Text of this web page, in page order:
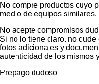
No compre productos cuyo
medio de equipos similares.
No acepte compromisos
Si no lo tiene claro, no
fotos adicionales y
autenticidad de los mismos
Prepago dudoso